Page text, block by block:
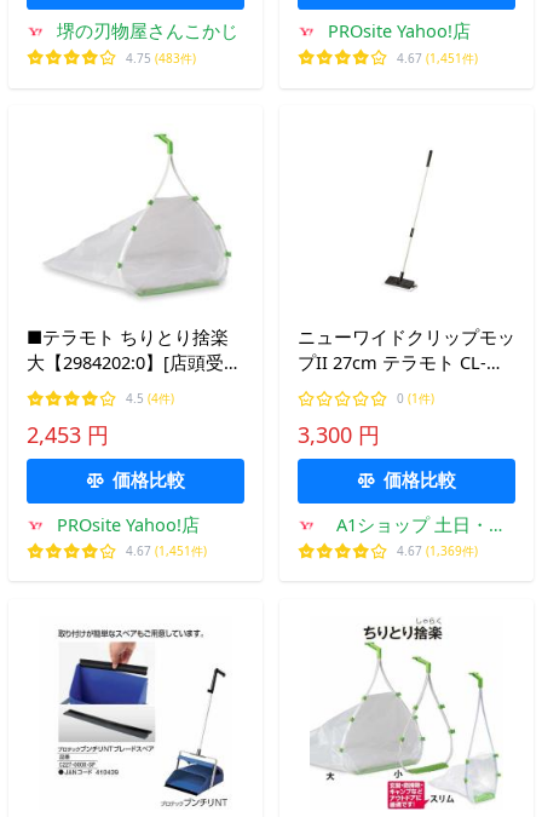
堺の刃物屋さんこかじ
4.75 (483件)
PROsite Yahoo!店
4.67 (1,451件)
■テラモト ちりとり捨楽
大【2984202:0】[店頭受取
不可]
4.5 (4件)
2,453 円
価格比較
PROsite Yahoo!店
4.67 (1,451件)
ニューワイドクリップモッ
プII 27cm テラモト CL-
343-327-0 (61-4471-19)
0 (1件)
3,300 円
価格比較
A1ショップ 土日・祝
日・夏季・年末年始休
4.67 (1,369件)